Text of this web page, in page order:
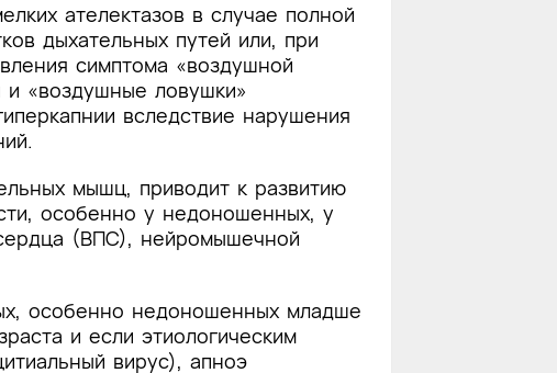
ателектазов в случае полной
дыхательных путей или, при
симптома «воздушной
«воздушные ловушки»
вследствие нарушения
мышц, приводит к развитию
особенно у недоношенных, у
(ВПС), нейромышечной
особенно недоношенных младше
и если этиологическим
вирус), апноэ